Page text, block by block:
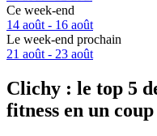
Ce week-end
14 août - 16 août
Le week-end prochain
21 août - 23 août
Clichy : le top 5
fitness en un